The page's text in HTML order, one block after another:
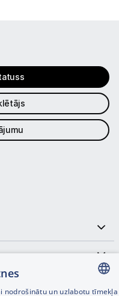
nodrošinātu un uzlabotu tīmekļa